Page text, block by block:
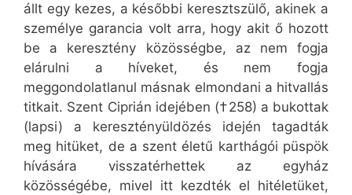
állt egy kezes, a későbbi keresztszülő, akinek a
személye garancia volt arra, hogy akit ő hozott
be a keresztény közösségbe, az nem fogja
elárulni a híveket, és nem fogja
meggondolatlanul másnak elmondani a hitvallás
titkait. Szent Ciprián idejében (†258) a bukottak
(lapsi) a keresztényüldözés idején tagadták
meg hitüket, de a szent életű karthágói püspök
hívására visszatérhettek az egyház
közösségébe, mivel itt kezdték el hitéletüket,